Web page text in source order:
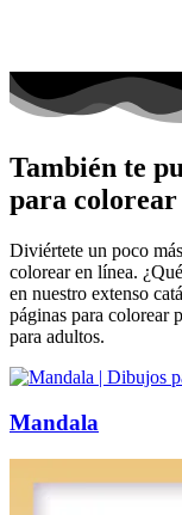
También te
para colorear
Diviértete un poco
colorear en línea.
en nuestro extenso
páginas para colorear
para adultos.
Mandala